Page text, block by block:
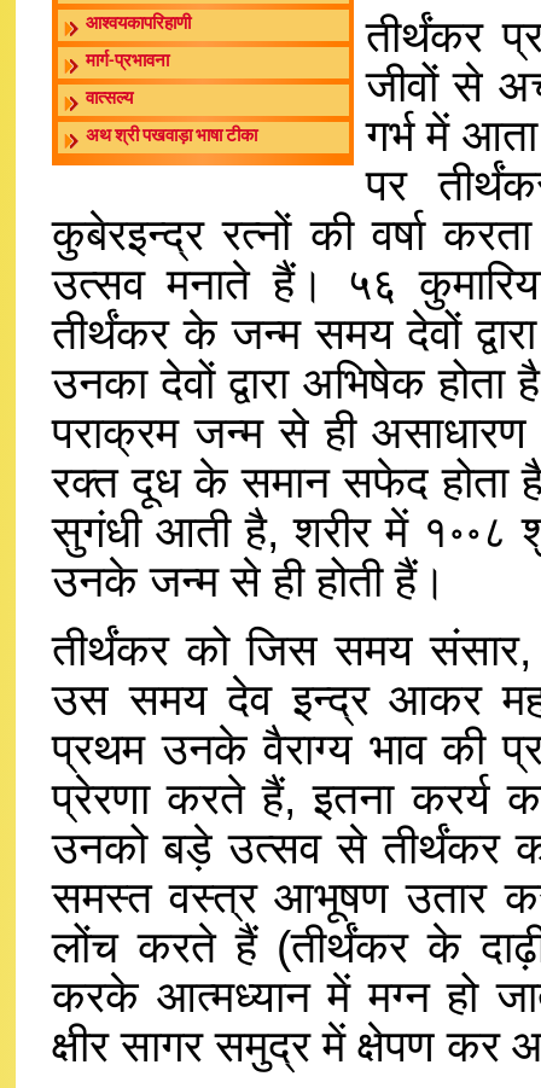
आश्वयकापरिहाणी
मार्ग-प्रभावना
वात्सल्य
अथ श्री पखवाड़ा भाषा टीका
तीर्थंकर
जीवों से
गर्भ में
पर
कुबेरइन्द्र रत्नों की वर्षा
उत्सव मनाते हैं। ५६
तीर्थंकर के जन्म समय देवों
उनका देवों द्वारा अभिषेक होता
पराक्रम जन्म से ही
रक्त दूध के समान सफेद होता
सुगंधी आती है, शरीर में १॰॰८
उनके जन्म से ही होती हैं।
तीर्थंकर को जिस समय संसार,
उस समय देव इन्द्र आकर
प्रथम उनके वैराग्य भाव की
प्रेरणा करते हैं, इतना
उनको बड़े उत्सव से तीर्थंकर
समस्त वस्त्र आभूषण उतार
लोंच करते हैं (तीर्थंकर के
करके आत्मध्यान में मग्न हो
क्षीर सागर समुद्र में क्षेपण कर